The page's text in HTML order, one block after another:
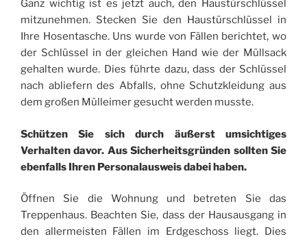
Ganz wichtig ist es jetzt auch, den Haustürschlüssel
mitzunehmen. Stecken Sie den Haustürschlüssel in
Ihre Hosentasche. Uns wurde von Fällen berichtet, wo
der Schlüssel in der gleichen Hand wie der Müllsack
gehalten wurde. Dies führte dazu, dass der Schlüssel
nach abliefern des Abfalls, ohne Schutzkleidung aus
dem großen Mülleimer gesucht werden musste.
Schützen Sie sich durch äußerst umsichtiges
Verhalten davor. Aus Sicherheitsgründen sollten Sie
ebenfalls Ihren Personalausweis dabei haben.
Öffnen Sie die Wohnung und betreten Sie das
Treppenhaus. Beachten Sie, dass der Hausausgang in
den allermeisten Fällen im Erdgeschoss liegt. Dies